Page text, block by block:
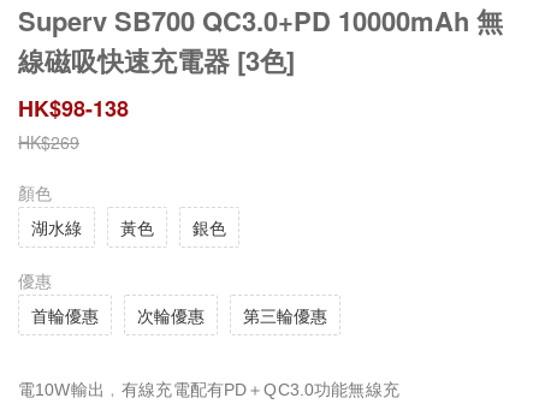
Superv SB700 QC3.0+PD 10000mAh 無
線磁吸快速充電器 [3色]
HK$98-138
HK$269
顏色
湖水綠
黃色 銀色
優惠
首輪優惠
次輪優惠 第三輪優惠
電10W輸出﹐有線充電配有PD＋QC3.0功能無線充